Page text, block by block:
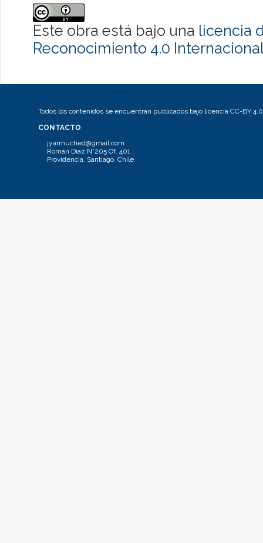
Este obra está bajo una licencia
Reconocimiento 4.0
Todos los contenidos se encuentran publicados bajo licencia CC-BY 4.0
CONTACTO
jyarmuched@gmail.com
Román Díaz N°205 Of. 401.
Providencia, Santiago, Chile